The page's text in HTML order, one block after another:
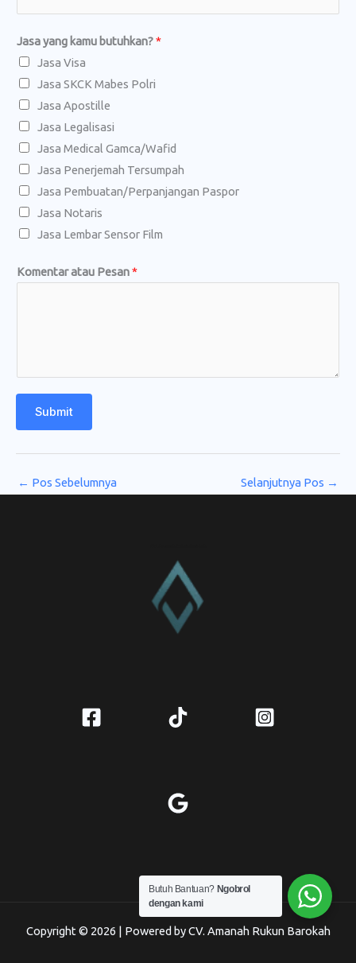
Jasa yang kamu butuhkan?*
Jasa Visa
Jasa SKCK Mabes Polri
Jasa Apostille
Jasa Legalisasi
Jasa Medical Gamca/Wafid
Jasa Penerjemah Tersumpah
Jasa Pembuatan/Perpanjangan Paspor
Jasa Notaris
Jasa Lembar Sensor Film
Komentar atau Pesan*
Submit
← Pos Sebelumnya Selanjutnya Pos →
Copyright © 2026 | Powered by CV. Amanah Rukun Barokah
Butuh Bantuan? Ngobrol
dengan kami